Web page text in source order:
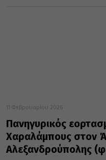
11 Φεβρουαρίου 2026
Πανηγυρικός
Χαραλάμπους στον
Αλεξανδρούπολης